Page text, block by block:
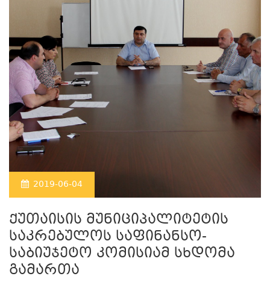
2019-06-04
ქუთაისის მუნიციპალიტეტის
საკრებულოს საფინანსო-
საბიუჯეტო კომისიამ სხდომა
გამართა